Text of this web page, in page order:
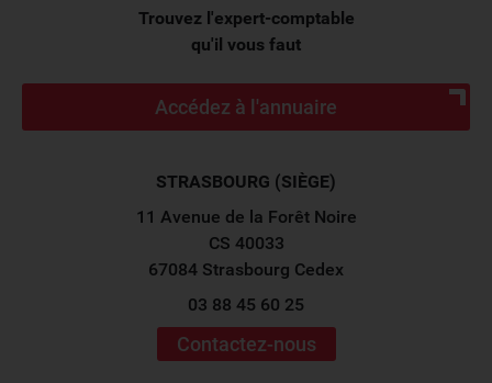
Trouvez l'expert-comptable
qu'il vous faut
Accédez à l'annuaire
STRASBOURG (SIÈGE)
11 Avenue de la Forêt Noire
CS 40033
67084 Strasbourg Cedex
03 88 45 60 25
Contactez-nous